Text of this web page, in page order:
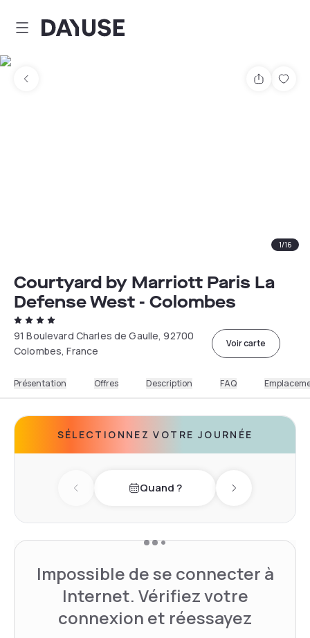
Dayuse
Partager
1/16
Courtyard by Marriott Paris La
Defense West - Colombes
91 Boulevard Charles de Gaulle, 92700
Colombes, France
Voir carte
Présentation Offres Description FAQ
SÉLECTIONNEZ VOTRE JOURNÉE
Previous dayQuand ? Next day
Impossible de se connecter à
Internet. Vérifiez votre
connexion et réessayez